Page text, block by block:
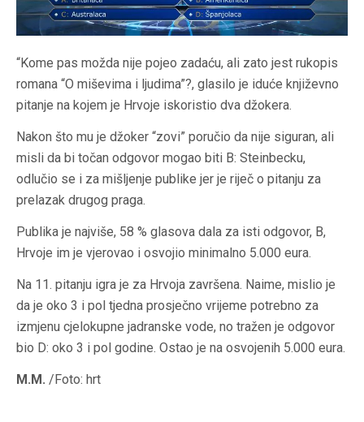
“Kome pas možda nije pojeo zadaću, ali zato jest rukopis
romana “O miševima i ljudima”?, glasilo je iduće književno
pitanje na kojem je Hrvoje iskoristio dva džokera.
Nakon što mu je džoker “zovi” poručio da nije siguran, ali
misli da bi točan odgovor mogao biti B: Steinbecku,
odlučio se i za mišljenje publike jer je riječ o pitanju za
prelazak drugog praga.
Publika je najviše, 58 % glasova dala za isti odgovor, B,
Hrvoje im je vjerovao i osvojio minimalno 5.000 eura.
Na 11. pitanju igra je za Hrvoja završena. Naime, mislio je
da je oko 3 i pol tjedna prosječno vrijeme potrebno za
izmjenu cjelokupne jadranske vode, no tražen je odgovor
bio D: oko 3 i pol godine. Ostao je na osvojenih 5.000 eura.
M.M. /Foto: hrt